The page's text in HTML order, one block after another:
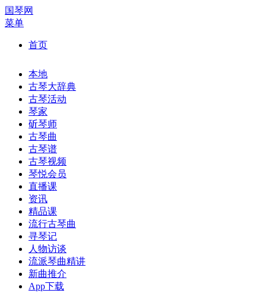
国琴网
菜单
首页
本地
古琴大辞典
古琴活动
琴家
斫琴师
古琴曲
古琴谱
古琴视频
琴悦会员
直播课
资讯
精品课
流行古琴曲
寻琴记
人物访谈
流派琴曲精讲
新曲推介
App下载